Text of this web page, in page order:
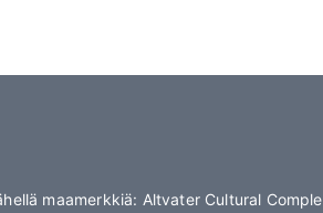
maamerkkiä: Altvater Cultural